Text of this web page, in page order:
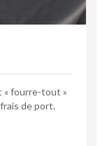
« fourre-tout »
de port.